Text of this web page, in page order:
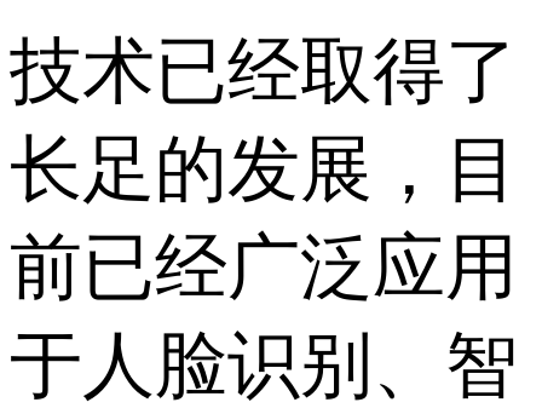
技术已经取得了
长足的发展，目
前已经广泛应用
于人脸识别、智